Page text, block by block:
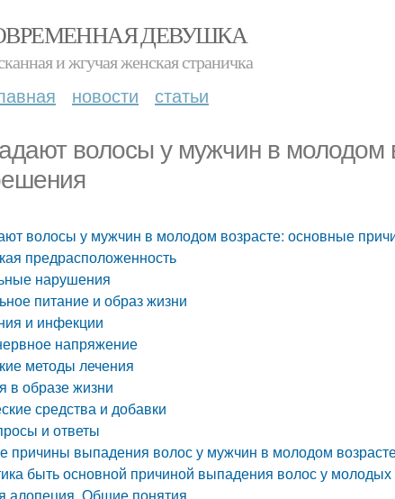
ДЕВУШКА
и жгучая женская страничка
новости статьи
волосы у мужчин в молодом
волосы у мужчин в молодом возрасте: основные
предрасположенность
нарушения
питание и образ жизни
и инфекции
напряжение
методы лечения
в образе жизни
средства и добавки
и ответы
причины выпадения волос у мужчин в молодом
быть основной причиной выпадения волос у